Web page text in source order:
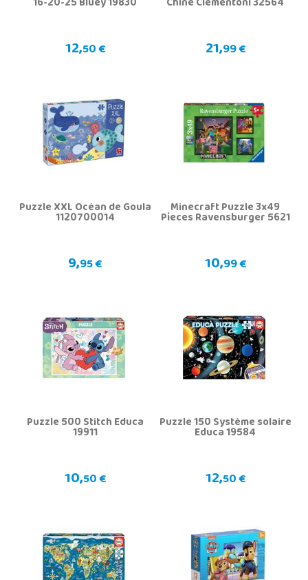
12,50 € 21,99 €
Puzzle XXL Océan de Goula
1120700014
9,95 €
Minecraft Puzzle 3x49
Pieces Ravensburger 5621
10,99 €
Puzzle 500 Stitch Educa
19911
10,50 €
Puzzle 150 Système solaire
Educa 19584
12,50 €